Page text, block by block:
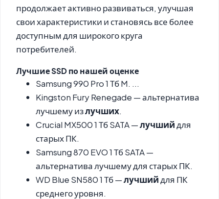
продолжает активно развиваться, улучшая
свои характеристики и становясь все более
доступным для широкого круга
потребителей.
Лучшие SSDпо нашей оценке
Samsung 990 Pro 1 Тб M. ...
Kingston Fury Renegade — альтернатива
лучшему излучших.
Crucial MX500 1 Тб SATA —лучшийдля
старых ПК.
Samsung 870 EVO 1 Тб SATA —
альтернатива лучшему для старых ПК.
WD Blue SN580 1 Тб —лучшийдля ПК
среднего уровня.